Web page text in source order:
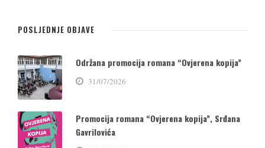
POSLJEDNJE OBJAVE
Održana promocija romana “Ovjerena kopija”
31/07/2026
Promocija romana “Ovjerena kopija”, Srđana
Gavrilovića